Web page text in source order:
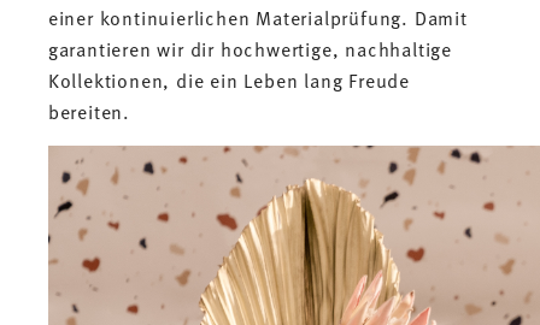
einer kontinuierlichen Materialprüfung. Damit
garantieren wir dir hochwertige, nachhaltige
Kollektionen, die ein Leben lang Freude
bereiten.